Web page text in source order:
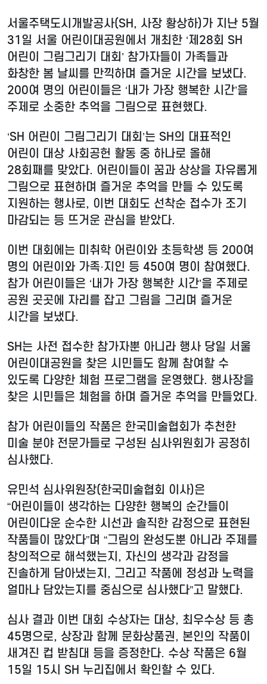
서울주택도시개발공사(SH, 사장 황상하)가 지난 5월
31일 서울 어린이대공원에서 개최한 ‘제28회 SH
어린이 그림그리기 대회’ 참가자들이 가족들과
화창한 봄 날씨를 만끽하며 즐거운 시간을 보냈다.
200여 명의 어린이들은 ‘내가 가장 행복한 시간’을
주제로 소중한 추억을 그림으로 표현했다.
‘SH 어린이 그림그리기 대회’는 SH의 대표적인
어린이 대상 사회공헌 활동 중 하나로 올해
28회째를 맞았다. 어린이들이 꿈과 상상을 자유롭게
그림으로 표현하며 즐거운 추억을 만들 수 있도록
지원하는 행사로, 이번 대회도 선착순 접수가 조기
마감되는 등 뜨거운 관심을 받았다.
이번 대회에는 미취학 어린이와 초등학생 등 200여
명의 어린이와 가족·지인 등 450여 명이 참여했다.
참가 어린이들은 ‘내가 가장 행복한 시간’을 주제로
공원 곳곳에 자리를 잡고 그림을 그리며 즐거운
시간을 보냈다.
SH는 사전 접수한 참가자뿐 아니라 행사 당일 서울
어린이대공원을 찾은 시민들도 함께 참여할 수
있도록 다양한 체험 프로그램을 운영했다. 행사장을
찾은 시민들은 체험을 하며 즐거운 추억을 만들었다.
참가 어린이들의 작품은 한국미술협회가 추천한
미술 분야 전문가들로 구성된 심사위원회가 공정히
심사했다.
유민석 심사위원장(한국미술협회 이사)은
“어린이들이 생각하는 다양한 행복의 순간들이
어린이다운 순수한 시선과 솔직한 감정으로 표현된
작품들이 많았다”며 “그림의 완성도뿐 아니라 주제를
창의적으로 해석했는지, 자신의 생각과 감정을
진솔하게 담아냈는지, 그리고 작품에 정성과 노력을
얼마나 담았는지를 중심으로 심사했다”고 말했다.
심사 결과 이번 대회 수상자는 대상, 최우수상 등 총
45명으로, 상장과 함께 문화상품권, 본인의 작품이
새겨진 컵 받침대 등을 증정한다. 수상 작품은 6월
15일 15시 SH 누리집에서 확인할 수 있다.